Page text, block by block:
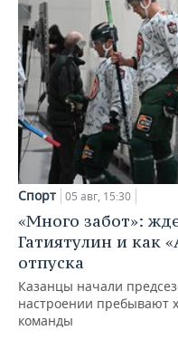
Спорт 05 авг, 15:30
«Много забот»:
Гатиятулин и как
отпуска
Казанцы начали
настроении пребывают
команды